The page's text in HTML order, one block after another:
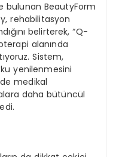
bulunan BeautyForm
rehabilitasyon
belirterek, “Q-
alanında
Sistem,
yenilenmesini
medikal
daha bütüncül